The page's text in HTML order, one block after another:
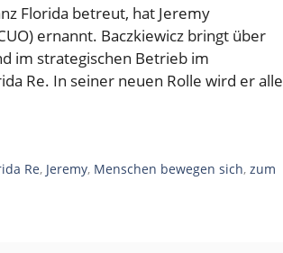
Florida betreut, hat Jeremy
ernannt. Baczkiewicz bringt über
im strategischen Betrieb im
Re. In seiner neuen Rolle wird er alle
Re, Jeremy, Menschen bewegen sich,zum